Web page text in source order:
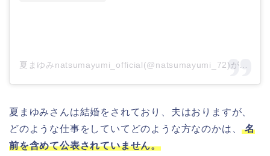
夏まゆみさんは結婚をされており、夫はおりますが、
どのような仕事をしていてどのような方なのかは、名
前を含めて公表されていません。